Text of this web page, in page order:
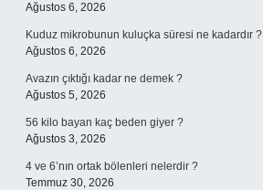
Ağustos 6, 2026
Kuduz mikrobunun kuluçka süresi ne kadardır ?
Ağustos 6, 2026
Avazın çıktığı kadar ne demek ?
Ağustos 5, 2026
56 kilo bayan kaç beden giyer ?
Ağustos 3, 2026
4 ve 6’nın ortak bölenleri nelerdir ?
Temmuz 30, 2026